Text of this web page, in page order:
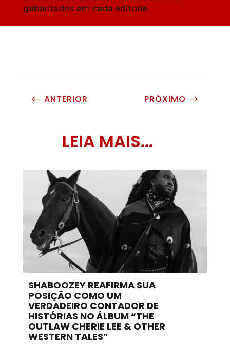
gabaritados em cada editoria.
# ANTERIOR PRÓXIMO $
LEIA MAIS...
SHABOOZEY REAFIRMA SUA
POSIÇÃO COMO UM
VERDADEIRO CONTADOR DE
HISTÓRIAS NO ÁLBUM “THE
OUTLAW CHERIE LEE & OTHER
WESTERN TALES”